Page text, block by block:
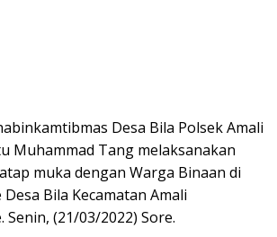
Desa Bila Polsek Amali
Muhammad Tang melaksanakan
muka dengan Warga Binaan di
Bila Kecamatan Amali
Senin, (21/03/2022) Sore.